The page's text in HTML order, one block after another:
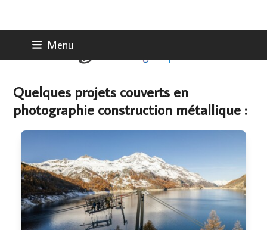
Menu
Quelques projets couverts en
photographie construction métallique :